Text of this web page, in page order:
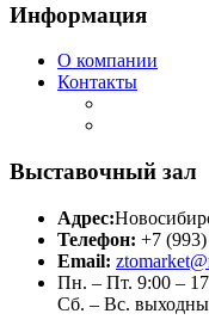
Информация
О компании
Контакты
Выставочный зал
Адрес:
Телефон: +7
Email:
Пн. – Пт. 9:00 –
Сб. – Вс.